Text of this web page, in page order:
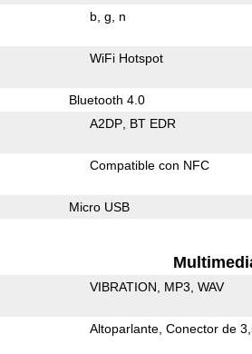
b g n
WiFi Hotspot
Bluetooth 4.0
A2DP BT EDR
Compatible con NFC
Micro USB
VIBRATION MP3 WAV
Altoparlante Conector de